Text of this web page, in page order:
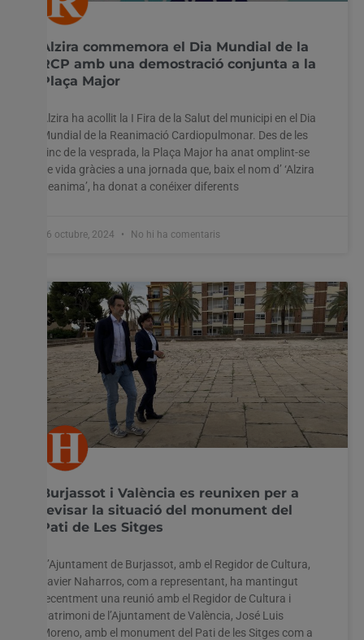
Alzira commemora el Dia Mundial de la
RCP amb una demostració conjunta a la
Plaça Major
Alzira ha acollit la I Fira de la Salut del municipi en el Dia
Mundial de la Reanimació Cardiopulmonar. Des de les
cinc de la vesprada, la Plaça Major ha anat omplint-se
de vida gràcies a una jornada que, baix el nom d’ ‘Alzira
Reanima’, ha donat a conéixer diferents
16 octubre, 2024 No hi ha comentaris
Burjassot i València es reunixen per a
revisar la situació del monument del
Pati de Les Sitges
L’Ajuntament de Burjassot, amb el Regidor de Cultura,
Javier Naharros, com a representant, ha mantingut
recentment una reunió amb el Regidor de Cultura i
Patrimoni de l’Ajuntament de València, José Luis
Moreno, amb el monument del Pati de les Sitges com a